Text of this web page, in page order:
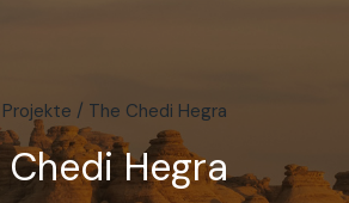
Projekte / The Chedi Hegra
Chedi Hegra